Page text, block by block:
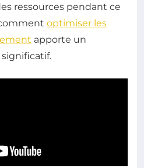
ressources pendant ce
optimiser les
apporte un